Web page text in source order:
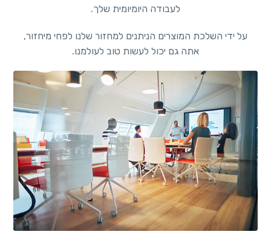
לעבודה היומיומית שלך.
על ידי השלכת המוצרים הניתנים למחזור שלנו לפחי מיחזור,
אתה גם יכול לעשות טוב לעולמנו.